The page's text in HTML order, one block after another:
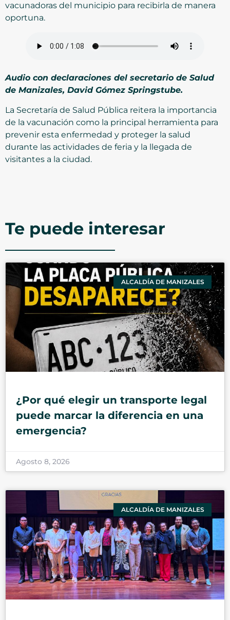
vacunadoras del municipio para recibirla de manera
oportuna.
Audio con declaraciones del secretario de Salud
de Manizales, David Gómez Springstube.
La Secretaría de Salud Pública reitera la importancia
de la vacunación como la principal herramienta para
prevenir esta enfermedad y proteger la salud
durante las actividades de feria y la llegada de
visitantes a la ciudad.
Te puede interesar
ALCALDÍA DE MANIZALES
¿Por qué elegir un transporte legal
puede marcar la diferencia en una
emergencia?
Agosto 8, 2026
ALCALDÍA DE MANIZALES